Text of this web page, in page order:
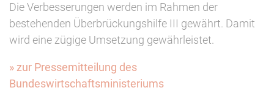
Die Verbesserungen werden im Rahmen der
bestehenden Überbrückungshilfe III gewährt. Damit
wird eine zügige Umsetzung gewährleistet.
» zur Pressemitteilung des
Bundeswirtschaftsministeriums